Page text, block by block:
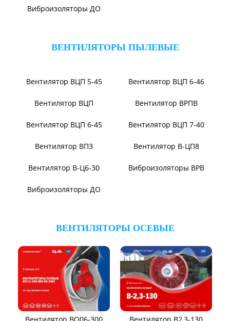
Вентилятор ВВД Вентилятор АВД 3,5
Вентилятор В14/1400 Вентилятор В-Ц12-49-8
Вентилятор ВЦ7-15 Вентилятор ВЦ7-15М
Вентилятор ВР140-15 Вентилятор В0-60/250
Вентилятор ВР131-12
1800/80-01
Вентилятор ВЦКП-2219 Вентилятор УЦВ
Вентиляторы для АЭС Виброизоляторы ВРВ
Виброизоляторы ДО